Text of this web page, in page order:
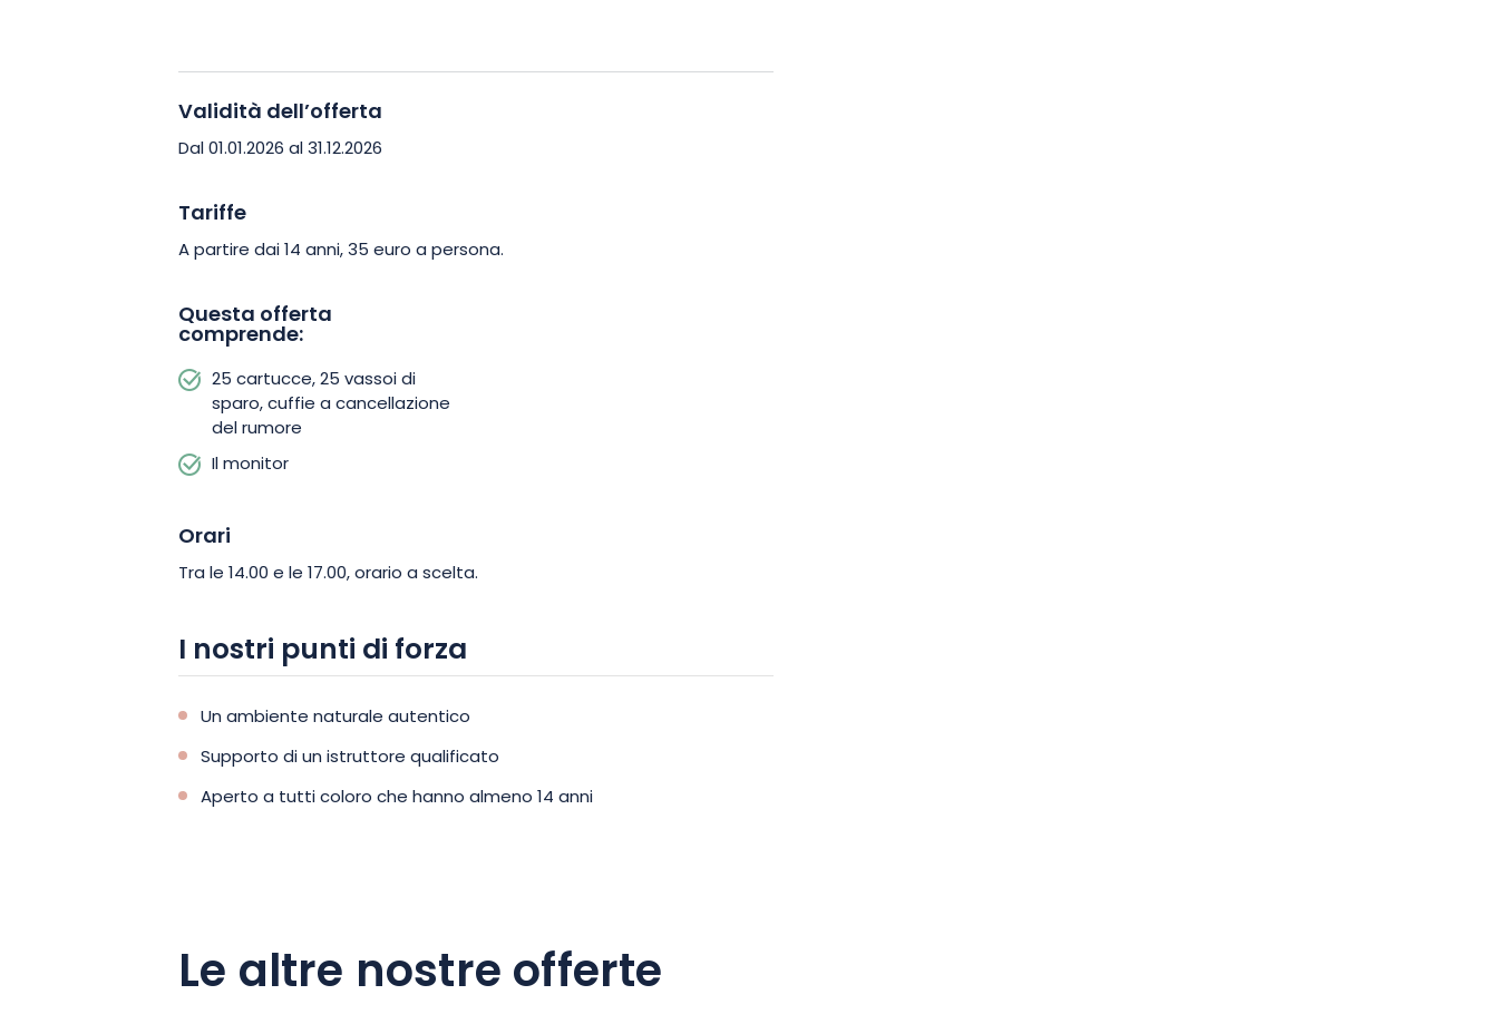
un'atmosfera amichevole e dinamica.
Risvegliate il vostro spirito competitivo e provate il ball-trap a Vittel.
unisce abilità, sfida e divertimento. Un'occasione unica per combinare
sport e natura quando siete nel Grand Est!
Validità dell’offerta
Dal 01.01.2026 al 31.12.2026
Tariffe
A partire dai 14 anni, 35 euro a persona.
Questa offerta
comprende:
25 cartucce, 25 vassoi di
sparo, cuffie a cancellazione
del rumore
Il monitor
Orari
Tra le 14.00 e le 17.00, orario a scelta.
I nostri punti di forza
Un ambiente naturale autentico
Supporto di un istruttore qualificato
Aperto a tutti coloro che hanno almeno 14 anni
Le altre nostre offerte